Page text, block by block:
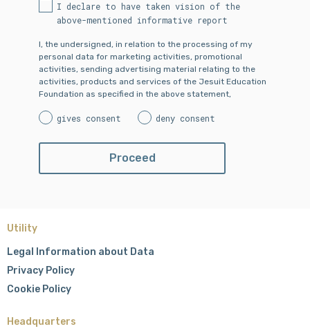
I declare to have taken vision of the
above-mentioned informative report
I, the undersigned, in relation to the processing of my
personal data for marketing activities, promotional
activities, sending advertising material relating to the
activities, products and services of the Jesuit Education
Foundation as specified in the above statement,
gives consent deny consent
Utility
Legal Information about Data
Privacy Policy
Cookie Policy
Headquarters